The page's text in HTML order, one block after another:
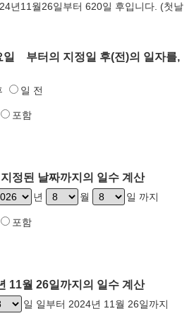
년11월26일부터 620일 후입니다. (첫날
부터의 지정일 후(전)의 일자를,
일 전
포함
정된 날짜까지의 일수 계산
년 월 일 까지
포함
11월 26일까지의 일수 계산
일 일부터 2024년 11월 26일까지